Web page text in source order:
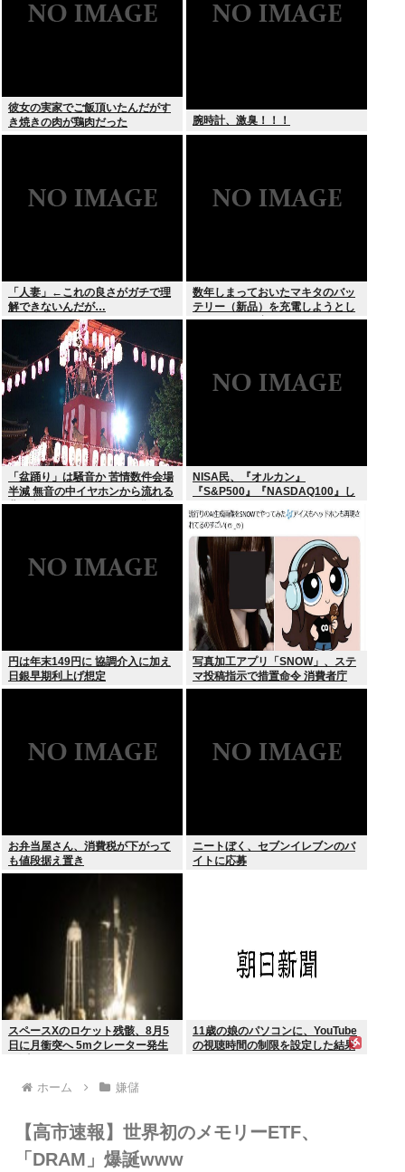
彼女の実家でご飯頂いたんだがす
き焼きの肉が鶏肉だった
腕時計、激臭！！！
「人妻」←これの良さがガチで理
解できないんだが…
数年しまっておいたマキタのバッ
テリー（新品）を充電しようとし
たらエラーで充電できないんだ
「盆踊り」は騒音か 苦情数件会場
半減 無音の中イヤホンから流れる
曲に合わせ踊るサイレント盆ダン
NISA民、『オルカン』
『S&P500』『NASDAQ100』し
円は年末149円に 協調介入に加え
日銀早期利上げ想定
写真加工アプリ「SNOW」、ステ
マ投稿指示で措置命令 消費者庁
お弁当屋さん、消費税が下がって
も値段据え置き
ニートぼく、セブンイレブンのバ
イトに応募
スペースXのロケット残骸、8月5
日に月衝突へ 5mクレーター発生
11歳の娘のパソコンに、YouTube
の視聴時間の制限を設定した結果
ホーム 嫌儲
【高市速報】世界初のメモリーETF、
「DRAM」爆誕www